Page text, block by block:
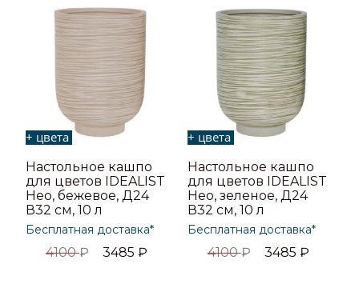
+ цвета
Настольное кашпо
для цветов IDEALIST
Нео, бежевое, Д24
В32 см, 10 л
Бесплатная доставка*
4100₽ 3485₽
+ цвета
Настольное кашпо
для цветов IDEALIST
Нео, зеленое, Д24
В32 см, 10 л
Бесплатная доставка*
4100₽ 3485 ₽